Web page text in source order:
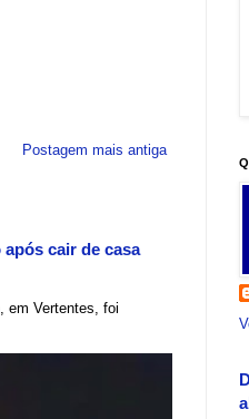
Postagem mais antiga
cair de casa
em Vertentes, foi